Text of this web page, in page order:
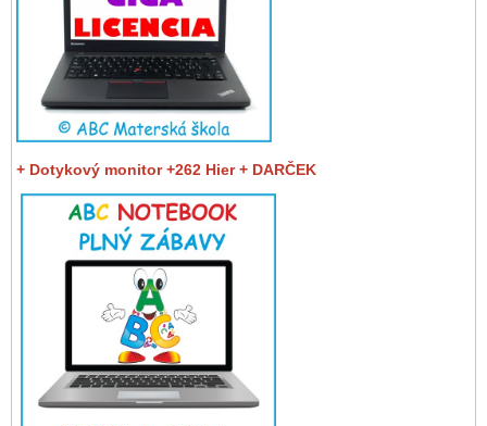
+ Dotykový monitor +262 Hier + DARČEK